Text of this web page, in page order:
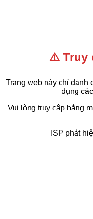
⚠️ Truy
Trang web này chỉ dành
dụng
Vui lòng truy cập bằng
ISP phát